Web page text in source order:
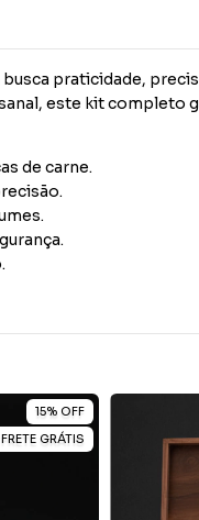
praticidade,
este kit
de carne.
15% OFF
FRETE GRÁTIS